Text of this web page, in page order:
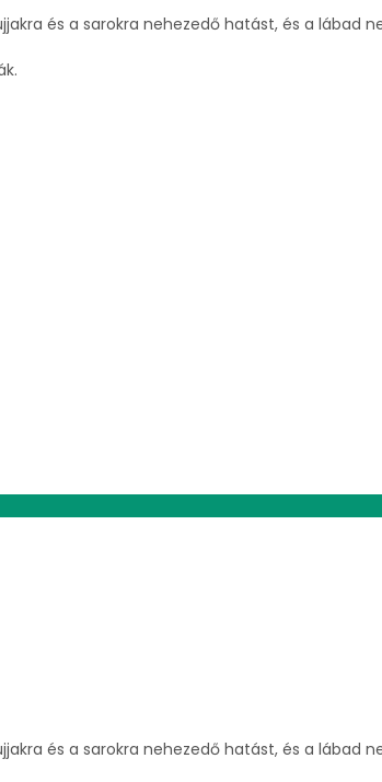
és a sarokra nehezedő hatást, és a lábad
és a sarokra nehezedő hatást, és a lábad